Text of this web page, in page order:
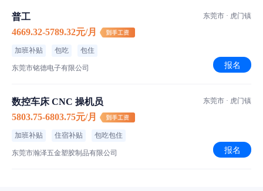
普工
4669.32-5789.32元/月
加班补贴 包吃 包住
东莞市铭德电子有限公司
东莞市 · 虎门镇
报名
数控车床 CNC 操机员
5803.75-6803.75元/月
加班补贴 住宿补贴 包吃包住
东莞市瀚泽五金塑胶制品有限公司
东莞市 · 虎门镇
报名